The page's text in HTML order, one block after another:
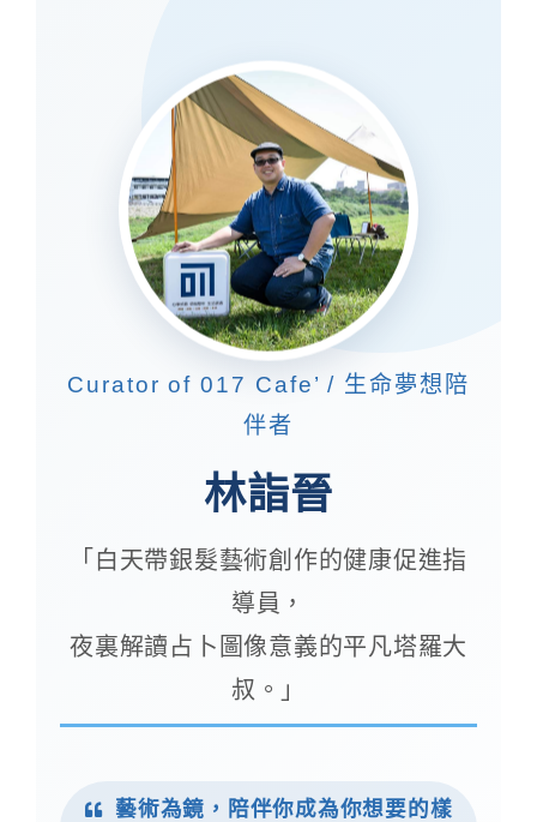
Curator of 017 Cafe’ / 生命夢想陪
伴者
林詣晉
「白天帶銀髮藝術創作的健康促進指
導員，
夜裏解讀占卜圖像意義的平凡塔羅大
叔。」
藝術為鏡，陪伴你成為你想要的樣